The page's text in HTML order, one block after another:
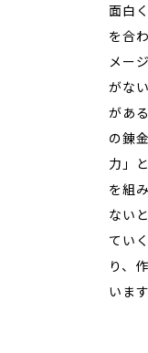
面白
を合
メー
がな
があ
の錬
力」
を組
ない
てい
り、
います